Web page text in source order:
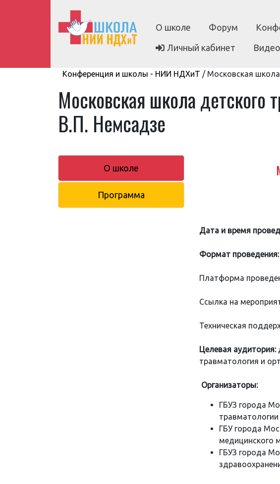
О школе Форум
Личный кабинет
Конференция и школы - НИИ НДХиТ / Московская
Московская школа детского
В.П. Немсадзе
О школе
Программа
Дата и время
Формат
Платформа
Ссылка на
Техническая
Целевая аудитория:
травматология и
Организаторы:
ГБУЗ города
ГБУ города
медицинского
ГБУЗ города